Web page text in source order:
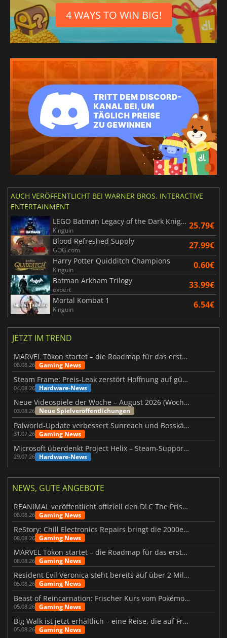
4 WAYS TO WIN BIG!
AUCH VERÖFFENTLICHT BEI WARNER BROS. INTERACTIVE
ENTERTAINMENT
LEGO Batman Legacy of the Dark Knight
Kinguin 25.79€
Blood Refreshed Supply
GOG.com 27.99€
Harry Potter Quidditch Champions
Kinguin 0.60€
Batman Arkham Trilogy
expert 33.99€
Mortal Kombat 1
Kinguin 6.54€
JETZT IM TREND
MARVEL Tōkon startet – die Roadmap für das erste Jahr wurde vorgestellt
08.08.26 Gaming News
Steam Frame: Preis-Leak zerstört Hoffnung auf günstiges VR-Headset
04.08.26 Hardware-News
Neue Videospiele der Woche – August 2026 (Woche 32)
03.08.26 Neue Spielveröffentlichungen
Palworld-Update verbessert Sunreach und Bosskämpfe deutlich
31.07.26 Gaming News
Microsoft überdenkt Project Helix – Steam-Support gefährdet
29.07.26 Hardware-News
NEWS, GUTE ANGEBOTE
REANIMAL veröffentlicht offiziell den DLC The Prisoner
08.08.26 Gaming News
ReStory: Chill Electronics Repairs bringt die 2000er zurück
08.08.26 Gaming News
MARVEL Tōkon startet – die Roadmap für das erste Jahr wurde vorgestellt
08.08.26 Gaming News
Resident Evil Veronica steht bereits auf über 2 Millionen Wunschlisten
05.08.26 Gaming News
Beast of Reincarnation: Frischer Kurs vom Pokémon-Studio
05.08.26 Gaming News
Big Walk ist jetzt erhältlich – eine Reise, die auf Freundschaft basiert
05.08.26 Gaming News